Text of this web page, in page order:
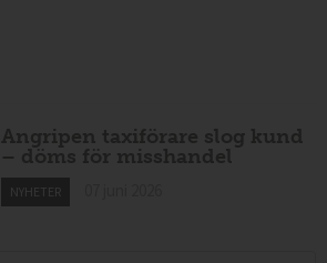
Angripen taxiförare slog kund
– döms för misshandel
NYHETER